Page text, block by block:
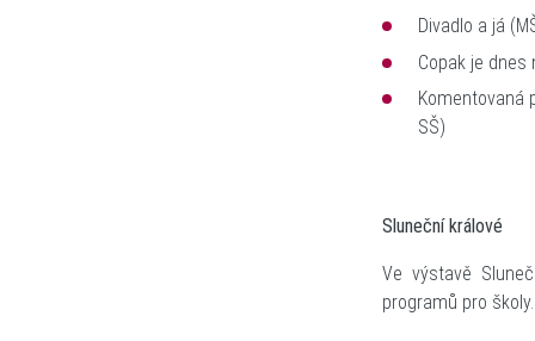
Divadlo a já
Copak je dnes
Komentovaná
SŠ)
Sluneční králové
Ve výstavě
programů pro